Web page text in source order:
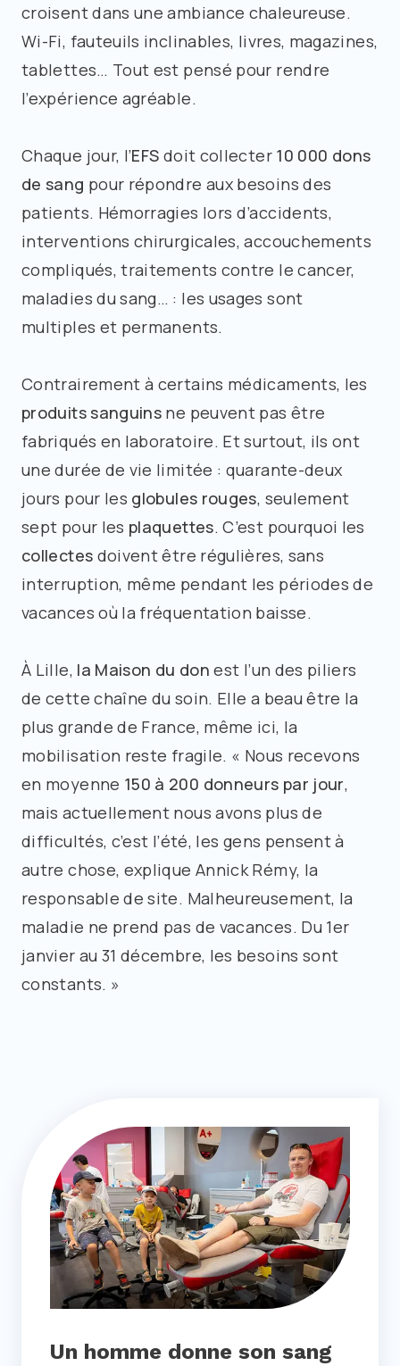
croisent dans une ambiance chaleureuse.
Wi-Fi, fauteuils inclinables, livres, magazines,
tablettes… Tout est pensé pour rendre
l’expérience agréable.
Chaque jour, l’EFS doit collecter10 000 dons
de sang pour répondre aux besoins des
patients. Hémorragies lors d’accidents,
interventions chirurgicales, accouchements
compliqués, traitements contre le cancer,
maladies du sang… : les usages sont
multiples et permanents.
Contrairement à certains médicaments, les
produits sanguins ne peuvent pas être
fabriqués en laboratoire. Et surtout, ils ont
une durée de vie limitée : quarante-deux
jours pour les globules rouges, seulement
sept pour les plaquettes. C’est pourquoi les
collectes doivent être régulières, sans
interruption, même pendant les périodes de
vacances où la fréquentation baisse.
À Lille, la Maison du don est l’un des piliers
de cette chaîne du soin. Elle a beau être la
plus grande de France, même ici, la
mobilisation reste fragile. « Nous recevons
en moyenne 150 à 200 donneurs par jour,
mais actuellement nous avons plus de
difficultés, c’est l’été, les gens pensent à
autre chose, explique Annick Rémy, la
responsable de site. Malheureusement, la
maladie ne prend pas de vacances. Du 1er
janvier au 31 décembre, les besoins sont
constants. »
Un homme donne son sang